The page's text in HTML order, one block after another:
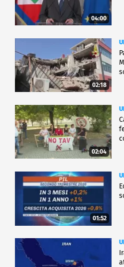
04:00
02:18
02:04
01:52